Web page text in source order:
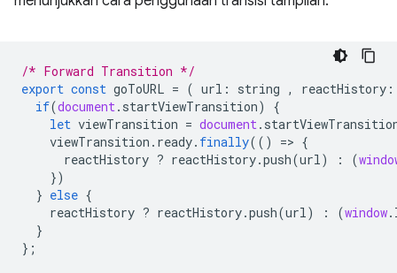
/* Forward Transition */
export const goToURL = ( url : string , reactHistory :
if(document . startViewTransition)
{
let viewTransition = document .
viewTransition . ready. finally(() => {
reactHistory ? reactHistory.push(url ) : (
})
} else {
reactHistory ? reactHistory.push(url ) : (window.
}
};